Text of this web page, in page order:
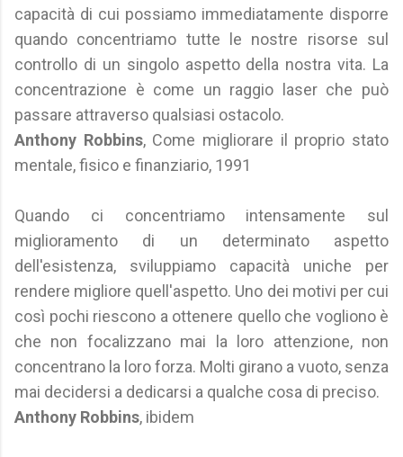
capacità di cui possiamo immediatamente disporre
quando concentriamo tutte le nostre risorse sul
controllo di un singolo aspetto della nostra vita. La
concentrazione è come un raggio laser che può
passare attraverso qualsiasi ostacolo.
Anthony Robbins, Come migliorare il proprio stato
mentale, fisico e finanziario, 1991
Quando ci concentriamo intensamente sul
miglioramento di un determinato aspetto
dell'esistenza, sviluppiamo capacità uniche per
rendere migliore quell'aspetto. Uno dei motivi per cui
così pochi riescono a ottenere quello che vogliono è
che non focalizzano mai la loro attenzione, non
concentrano la loro forza. Molti girano a vuoto, senza
mai decidersi a dedicarsi a qualche cosa di preciso.
Anthony Robbins, ibidem